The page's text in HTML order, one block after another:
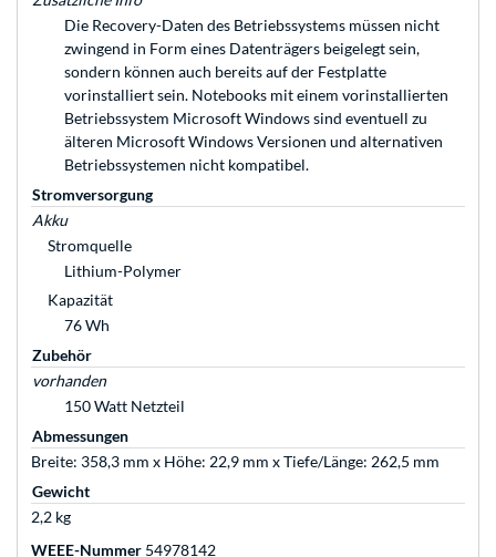
Die Recovery-Daten des Betriebssystems müssen nicht
zwingend in Form eines Datenträgers beigelegt sein,
sondern können auch bereits auf der Festplatte
vorinstalliert sein. Notebooks mit einem vorinstallierten
Betriebssystem Microsoft Windows sind eventuell zu
älteren Microsoft Windows Versionen und alternativen
Betriebssystemen nicht kompatibel.
Stromversorgung
Akku
Stromquelle
Lithium-Polymer
Kapazität
76 Wh
Zubehör
vorhanden
150 Watt Netzteil
Abmessungen
Breite: 358,3 mm x Höhe: 22,9 mm x Tiefe/Länge: 262,5 mm
Gewicht
2,2 kg
WEEE-Nummer 54978142